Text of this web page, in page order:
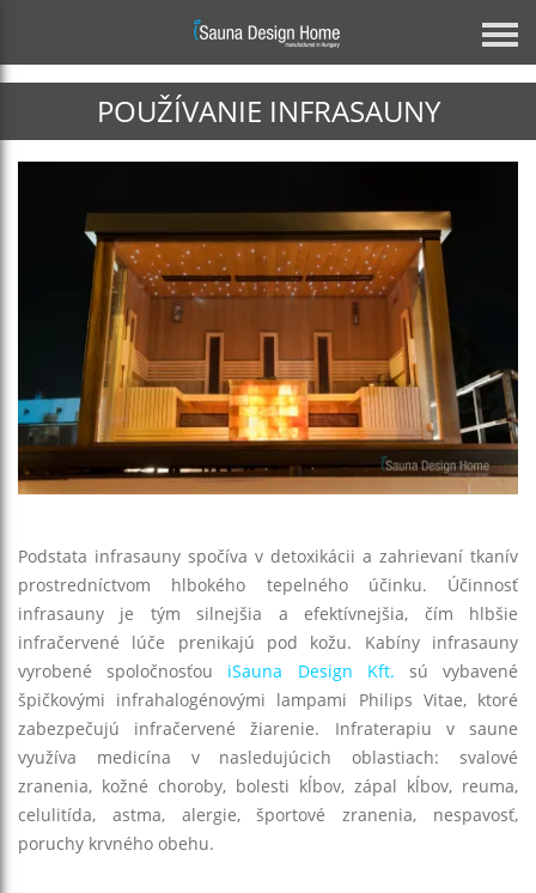
Architektonické sklenené riešenie
INDIVIDUÁLNA ZRKADLOVÁ SAUNA
ZISTIŤ VIAC
POUŽÍVANIE INFRASAUNY
Podstata infrasauny spočíva v detoxikácii a zahrievaní tkanív
prostredníctvom hlbokého tepelného účinku. Účinnosť
infrasauny je tým silnejšia a efektívnejšia, čím hlbšie
infračervené lúče prenikajú pod kožu. Kabíny infrasauny
vyrobené spoločnosťou iSauna Design Kft. sú vybavené
špičkovými infrahalogénovými lampami Philips Vitae, ktoré
zabezpečujú infračervené žiarenie. Infraterapiu v saune
využíva medicína v nasledujúcich oblastiach: svalové
zranenia, kožné choroby, bolesti kĺbov, zápal kĺbov, reuma,
celulitída, astma, alergie, športové zranenia, nespavosť,
poruchy krvného obehu.